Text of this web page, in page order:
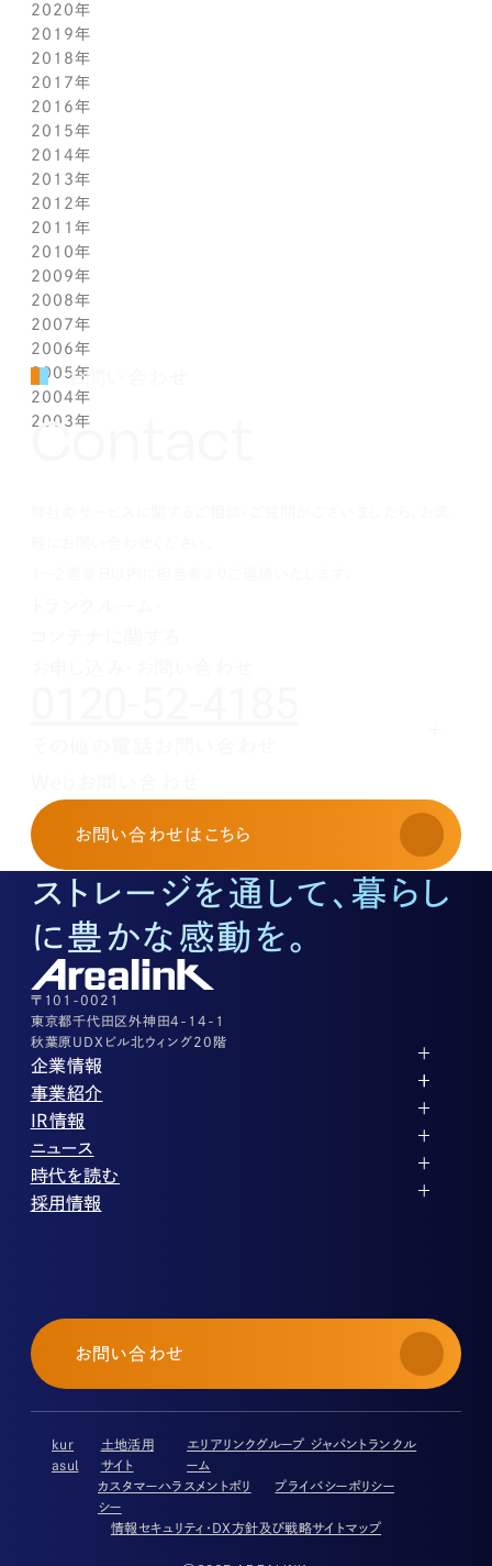
2月(1)
1月(1)
8月(1)
7月(1)
6月(1)
5月(1)
4月(1)
3月(1)
2月(1)
1月(2)
8月(1)
7月(1)
6月(1)
5月(1)
4月(1)
3月(1)
2月(1)
1月(2)
9月(1)
8月(1)
7月(1)
6月(1)
5月(1)
4月(1)
3月(1)
2月(1)
1月(2)
10月(1)
9月(1)
8月(1)
7月(1)
6月(1)
5月(1)
4月(1)
3月(2)
1月(2)
11月(1)
10月(1)
9月(1)
8月(1)
7月(1)
6月(1)
5月(1)
4月(1)
3月(1)
2月(1)
1月(2)
2020年
11月(2)
9月(2)
7月(1)
6月(2)
5月(2)
4月(3)
3月(2)
2月(1)
2019年
12月(2)
10月(1)
9月(2)
7月(1)
6月(2)
4月(1)
3月(1)
2月(1)
1月(1)
2018年
12月(1)
11月(1)
10月(1)
9月(2)
8月(1)
7月(1)
5月(1)
4月(1)
3月(1)
2月(1)
1月(1)
2017年
12月(1)
11月(1)
10月(1)
9月(1)
8月(1)
7月(1)
6月(1)
5月(1)
4月(1)
3月(1)
2月(1)
1月(1)
2016年
12月(1)
11月(1)
10月(1)
9月(1)
8月(1)
7月(1)
6月(1)
5月(1)
4月(1)
3月(1)
2月(1)
1月(1)
2015年
12月(1)
11月(1)
10月(1)
9月(1)
8月(1)
7月(1)
6月(1)
5月(1)
4月(1)
3月(1)
2月(1)
1月(1)
2014年
12月(1)
11月(1)
10月(1)
9月(1)
8月(1)
7月(1)
6月(1)
5月(1)
4月(1)
3月(1)
2月(1)
2013年
12月(1)
11月(1)
10月(1)
9月(1)
8月(1)
7月(1)
6月(1)
5月(1)
4月(1)
3月(1)
2012年
12月(1)
11月(1)
10月(1)
9月(1)
8月(1)
7月(1)
6月(1)
5月(1)
4月(1)
2011年
12月(1)
11月(1)
10月(1)
9月(1)
8月(1)
7月(1)
6月(1)
5月(1)
2010年
12月(1)
11月(1)
10月(1)
9月(1)
8月(1)
7月(1)
6月(1)
2009年
12月(1)
11月(1)
10月(1)
9月(1)
8月(1)
7月(1)
2008年
12月(1)
11月(1)
10月(1)
9月(1)
8月(1)
2007年
12月(1)
11月(1)
10月(1)
9月(1)
2006年
12月(1)
11月(1)
10月(1)
2005年
12月(1)
11月(1)
2004年
12月(1)
2003年
お問い合わせ
Contact
お申し込み・お問い合わせ
03-3526-8568
土地活用に関するお問い合わせ
03-3526-8574
底地に関するお問い合わせ
03-3526-8572
株式に関するお問い合わせ
03-3526-8556
その他上記に当てはまらない案件等
03-3526-8556
お問い合わせ はこちら
ストレージを通して、暮らし
に豊かな感動を。
〒101-0021
東京都千代田区外神田4-14-1
秋葉原UDXビル北ウィング20階
企業情報
代表メッセージ
企業理念
会社概要
役員紹介
沿革
コーポレートガバナンス
事業紹介
ストレージ事業
パートナー制度
ストレージライフ
土地権利整備事業
オフィス事業
アセット事業
IR情報
IRカレンダー
中期経営計画
事業等のリスク
株式・株主情報
個人投資家の皆様へ
よくある質問・用語集
IRメール登録
免責事項
ニュース
PR
IR
時代を読む
投稿一覧
採用情報
採用エントリー
お問い合わせ
kur
asul
土地活用
サイト
エリアリンクグループ ジャパントランクル
ーム
カスタマーハラスメントポリ
シー
プライバシーポリシー
情報セキュリティ・DX方針及び戦略サイトマップ